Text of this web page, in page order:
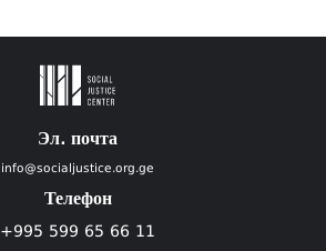
Эл. почта
info@socialjustice.org.ge
Телефон
+995 599 65 66 11